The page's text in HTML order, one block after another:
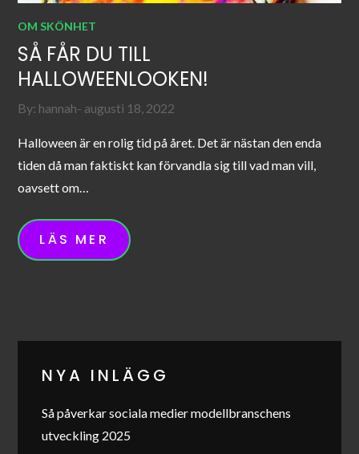
OM SKÖNHET
SÅ FÅR DU TILL
HALLOWEENLOOKEN!
By: hannah Posted
augusti 18, 2022
Halloween är en rolig tid på året. Det är nästan den enda
tiden då man faktiskt kan förvandla sig till vad man vill,
oavsett om…
LÄS MER
NYA INLÄGG
Så påverkar sociala medier modellbranschens
utveckling 2025